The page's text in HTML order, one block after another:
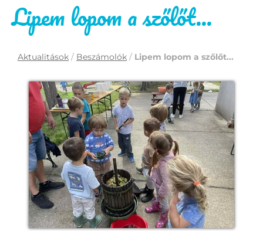
Lipem lopom a szőlőt...
Aktualitások / Beszámolók / Lipem lopom a szőlőt...